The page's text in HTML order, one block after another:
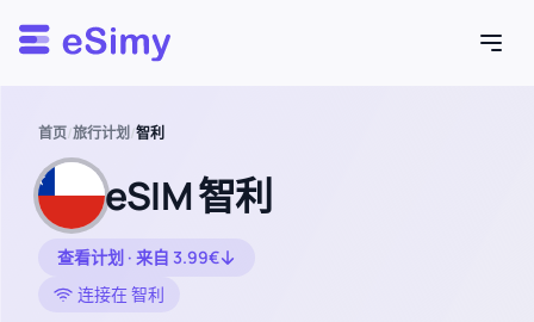
Esimy
首页/旅行计划/智利
eSIM 智利
查看计划 · 来自 3.99€
连接在 智利